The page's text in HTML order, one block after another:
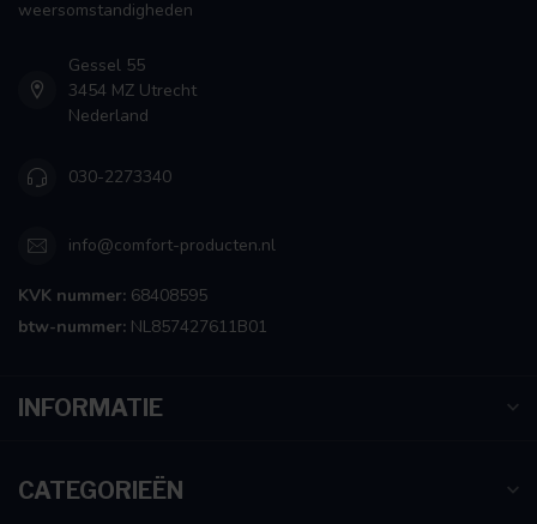
weersomstandigheden
Gessel 55
3454 MZ Utrecht
Nederland
030-2273340
info@comfort-producten.nl
KVK nummer: 68408595
btw-nummer: NL857427611B01
INFORMATIE
CATEGORIEËN